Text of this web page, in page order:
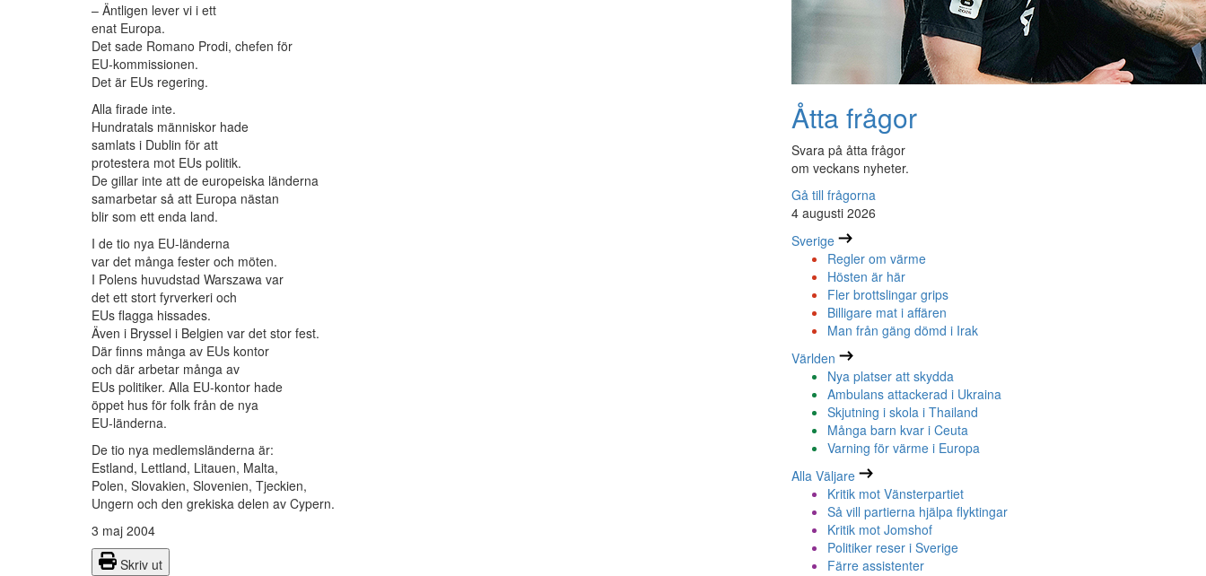
– Äntligen lever vi i ett
enat Europa.
Det sade Romano Prodi, chefen för
EU-kommissionen.
Det är EUs regering.
Alla firade inte.
Hundratals människor hade
samlats i Dublin för att
protestera mot EUs politik.
De gillar inte att de europeiska länderna
samarbetar så att Europa nästan
blir som ett enda land.
I de tio nya EU-länderna
var det många fester och möten.
I Polens huvudstad Warszawa var
det ett stort fyrverkeri och
EUs flagga hissades.
Även i Bryssel i Belgien var det stor fest.
Där finns många av EUs kontor
och där arbetar många av
EUs politiker. Alla EU-kontor hade
öppet hus för folk från de nya
EU-länderna.
De tio nya medlemsländerna är:
Estland, Lettland, Litauen, Malta,
Polen, Slovakien, Slovenien, Tjeckien,
Ungern och den grekiska delen av Cypern.
3 maj 2004
Skriv ut
Åtta frågor
Svara på åtta frågor
om veckans nyheter.
Gå till frågorna
4 augusti 2026
Sverige
Regler om värme
Hösten är här
Fler brottslingar grips
Billigare mat i affären
Man från gäng dömd i Irak
Världen
Nya platser att skydda
Ambulans attackerad i Ukraina
Skjutning i skola i Thailand
Många barn kvar i Ceuta
Varning för värme i Europa
Alla Väljare
Kritik mot Vänsterpartiet
Så vill partierna hjälpa flyktingar
Kritik mot Jomshof
Politiker reser i Sverige
Färre assistenter